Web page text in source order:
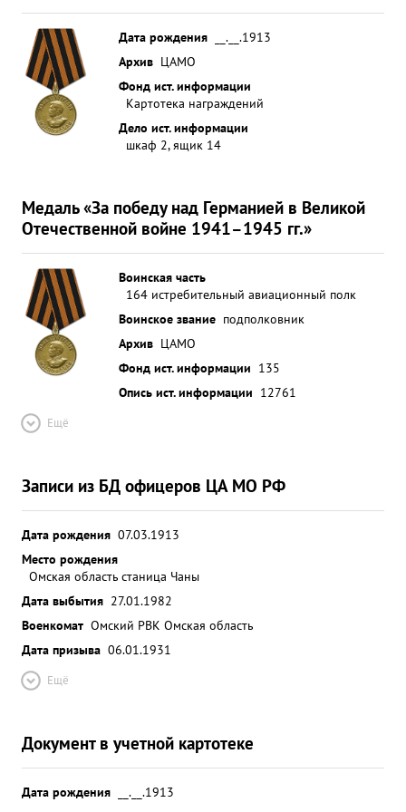
награды орденом " ЛЕНИНА ". ...»
Дата рождения
__.__.1913
Архив ЦАМО
Фонд ист. информации
Картотека награждений
Дело ист. информации
шкаф 2, ящик 14
Медаль «За победу над Германией в Великой
Отечественной войне 1941–1945 гг.»
Воинская часть
164 истребительный авиационный полк
Воинское звание подполковник
Архив ЦАМО
Фонд ист. информации 135
Опись ист. информации 12761
Ещё
Записи из БД офицеров ЦА МО РФ
Дата рождения 07.03.1913
Место рождения
Омская область станица Чаны
Дата выбытия 27.01.1982
Военкомат Омский РВК Омская область
Дата призыва 06.01.1931
Ещё
Документ в учетной картотеке
Дата рождения
__.__.1913